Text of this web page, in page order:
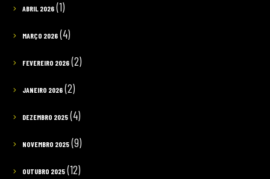
ABRIL 2026(1)
MARÇO 2026(4)
FEVEREIRO 2026(2)
JANEIRO 2026(2)
DEZEMBRO 2025(4)
NOVEMBRO 2025(9)
OUTUBRO 2025(12)